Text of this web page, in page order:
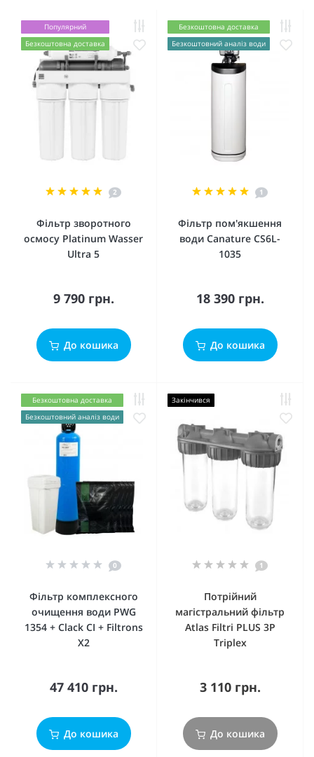
Популярний
Безкоштовна доставка
2
Фільтр зворотного
осмосу Platinum Wasser
Ultra 5
9 790 грн.
До кошика
Безкоштовна доставка
Безкоштовний аналіз води
1
Фільтр пом'якшення
води Canature CS6L-
1035
18 390 грн.
До кошика
Безкоштовна доставка
Безкоштовний аналіз води
0
Фільтр комплексного
очищення води PWG
1354 + Clack CI + Filtrons
X2
47 410 грн.
До кошика
Закінчився
1
Потрійний
магістральний фільтр
Atlas Filtri PLUS 3P
Triplex
3 110 грн.
До кошика